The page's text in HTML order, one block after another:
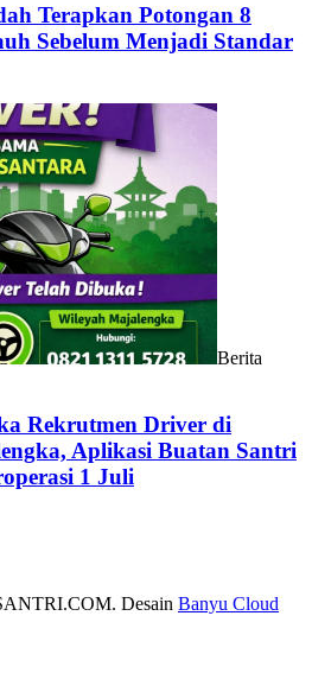
Terapkan Potongan 8
Sebelum Menjadi Standar
Berita
Rekrutmen Driver di
Aplikasi Buatan Santri
1 Juli
Desain Banyu Cloud